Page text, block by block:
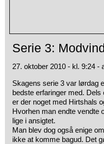
Serie 3:
27. oktober 2010 - kl. 9:24 -
Skagens serie 3 var lørdag
bedste erfaringer med. Dels
er der noget med Hirtshals
Hvorhen man endte vendte
lige i ansigtet.
Man blev dog også enige
ikke at komme bagud. Det